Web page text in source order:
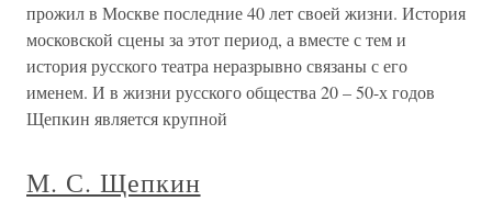
прожил в Москве последние 40 лет своей жизни. История
московской сцены за этот период, а вместе с тем и
история русского театра неразрывно связаны с его
именем. И в жизни русского общества 20 – 50-х годов
Щепкин является крупной
М. С. Щепкин